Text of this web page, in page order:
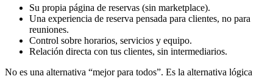
Su propia página de reservas (sin marketplace).
Una experiencia de reserva pensada para clientes, no para
reuniones.
Control sobre horarios, servicios y equipo.
Relación directa con tus clientes, sin intermediarios.
No es una alternativa “mejor para todos”. Es la alternativa lógica